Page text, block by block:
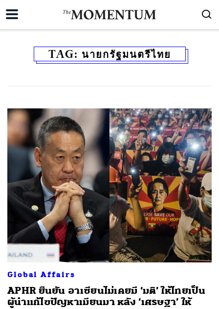
TAG: นายกรัฐมนตรีไทย
Global Affairs
APHR ยืนยัน อาเซียนไม่เคยมี ‘มติ’ ให้ไทยเป็น
ผู้นำแก้ไขปัญหาเมียนมา หลัง ‘เศรษฐา’ ให้